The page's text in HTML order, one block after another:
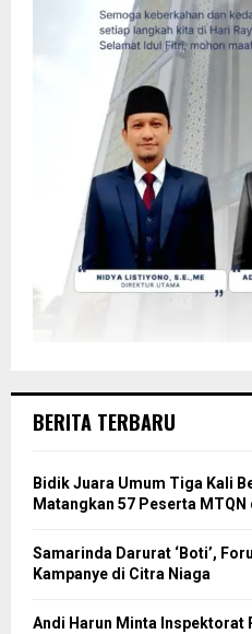
BERITA TERBARU
Bidik Juara Umum Tiga Kali
Matangkan 57 Peserta
Samarinda Darurat ‘Boti’,
Kampanye di Citra Niaga
Andi Harun Minta Inspektorat